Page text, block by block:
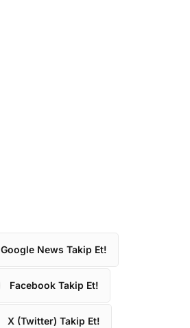
Google News Takip Et!
Facebook Takip Et!
X (Twitter) Takip Et!